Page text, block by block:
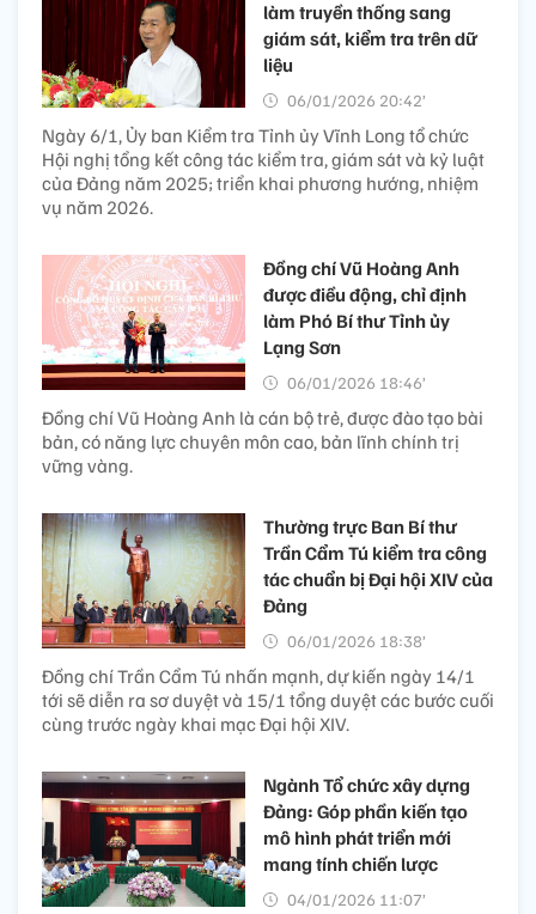
làm truyền thống sang
giám sát, kiểm tra trên dữ
liệu
06/01/2026 20:42’
Ngày 6/1, Ủy ban Kiểm tra Tỉnh ủy Vĩnh Long tổ chức
Hội nghị tổng kết công tác kiểm tra, giám sát và kỷ luật
của Đảng năm 2025; triển khai phương hướng, nhiệm
vụ năm 2026.
Đồng chí Vũ Hoàng Anh
được điều động, chỉ định
làm Phó Bí thư Tỉnh ủy
Lạng Sơn
06/01/2026 18:46’
Đồng chí Vũ Hoàng Anh là cán bộ trẻ, được đào tạo bài
bản, có năng lực chuyên môn cao, bản lĩnh chính trị
vững vàng.
Thường trực Ban Bí thư
Trần Cẩm Tú kiểm tra công
tác chuẩn bị Đại hội XIV của
Đảng
06/01/2026 18:38’
Đồng chí Trần Cẩm Tú nhấn mạnh, dự kiến ngày 14/1
tới sẽ diễn ra sơ duyệt và 15/1 tổng duyệt các bước cuối
cùng trước ngày khai mạc Đại hội XIV.
Ngành Tổ chức xây dựng
Đảng: Góp phần kiến tạo
mô hình phát triển mới
mang tính chiến lược
04/01/2026 11:07’